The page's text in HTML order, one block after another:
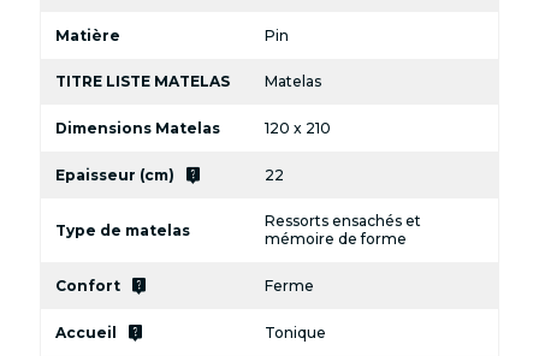
Matière Pin
TITRE LISTE MATELAS Matelas
Dimensions Matelas 120 x 210
Epaisseur (cm) live_help 22
Type de matelas
Ressorts ensachés et
mémoire de forme
Confort live_help Ferme
Accueil live_help Tonique